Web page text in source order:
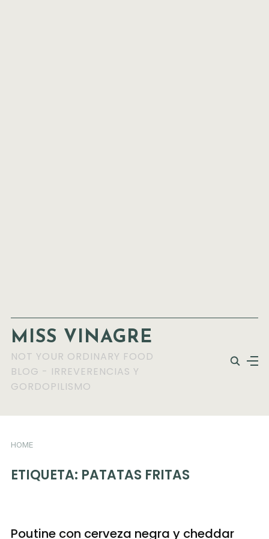
MISS VINAGRE
NOT YOUR ORDINARY FOOD
BLOG - IRREVERENCIAS Y
GORDOPILISMO
HOME
ETIQUETA: PATATAS FRITAS
Poutine con cerveza negra y cheddar